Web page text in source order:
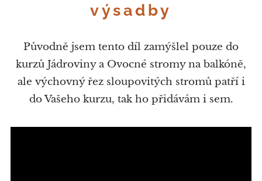
výsadby
Původně jsem tento díl zamýšlel pouze do
kurzů Jádroviny a Ovocné stromy na balkóně,
ale výchovný řez sloupovitých stromů patří i
do Vašeho kurzu, tak ho přidávám i sem.